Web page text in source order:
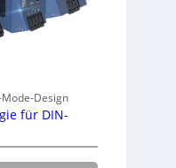
Design
für DIN-